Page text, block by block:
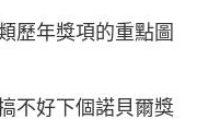
歷年獎項的重點圖
不好下個諾貝爾獎